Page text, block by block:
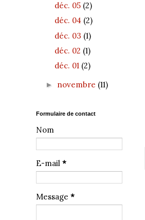
déc. 05 (2)
déc. 04 (2)
déc. 03 (1)
déc. 02 (1)
déc. 01 (2)
► novembre (11)
Formulaire de contact
Nom
E-mail *
Message *